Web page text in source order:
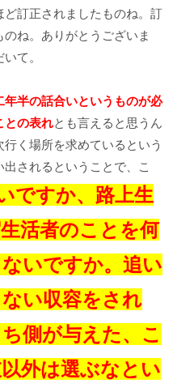
訂正されましたものね。訂
ね。ありがとうございま
て。
半の話合いというものが必
との表れとも言えると思うん
く場所を求めているという
されるということで、こ
ですか、路上生
活者のことを何
いですか。追い
い収容をされ
側が与えた、こ
外は選ぶなとい